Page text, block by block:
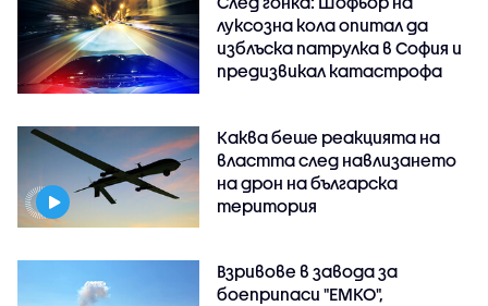
луксозна кола опитал да
изблъска патрулка в София и
предизвикал катастрофа
Каква беше реакцията на
властта след навлизането
на дрон на българска
територия
Взривове в завода за
боеприпаси "ЕМКО",